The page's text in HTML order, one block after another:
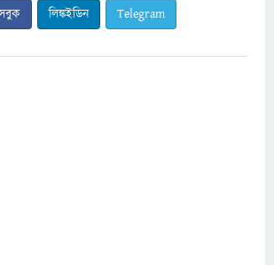
লিঙ্কইডিন Telegram